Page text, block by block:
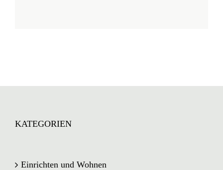
KATEGORIEN
Einrichten und Wohnen